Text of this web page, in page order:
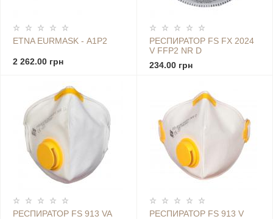
ETNA EURMASK - А1Р2
2 262.00 грн
РЕСПИРАТОР FS FX 2024
V FFP2 NR D
234.00 грн
РЕСПИРАТОР FS 913 VA
РЕСПИРАТОР FS 913 V